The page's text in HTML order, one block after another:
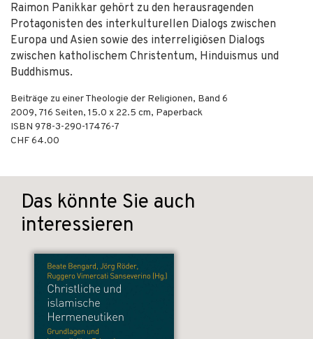
Raimon Panikkar gehört zu den herausragenden
Protagonisten des interkulturellen Dialogs zwischen
Europa und Asien sowie des interreligiösen Dialogs
zwischen katholischem Christentum, Hinduismus und
Buddhismus.
Beiträge zu einer Theologie der Religionen, Band 6
2009, 716 Seiten, 15.0 x 22.5 cm, Paperback
ISBN 978-3-290-17476-7
CHF 64.00
Das könnte Sie auch
interessieren